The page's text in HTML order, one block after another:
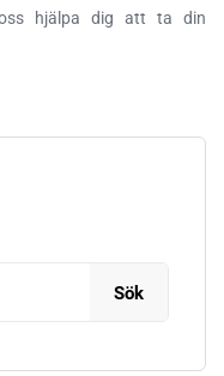
hjälpa dig att ta din
Sök